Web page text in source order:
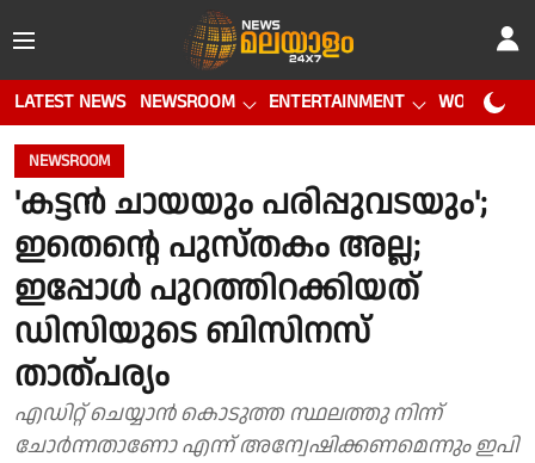
LATEST NEWS NEWSROOM ENTERTAINMENT WORLD CUP
NEWSROOM
'കട്ടന്‍ ചായയും പരിപ്പുവടയും';
ഇതെന്റെ പുസ്തകം അല്ല;
ഇപ്പോള്‍ പുറത്തിറക്കിയത്
ഡിസിയുടെ ബിസിനസ്
താത്പര്യം
എഡിറ്റ് ചെയ്യാന്‍ കൊടുത്ത സ്ഥലത്തു നിന്ന്
ചോര്‍ന്നതാണോ എന്ന് അന്വേഷിക്കണമെന്നും ഇപി